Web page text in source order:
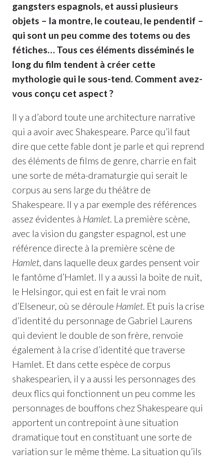
gangsters espagnols, et aussi plusieurs
objets – la montre, le couteau, le pendentif –
qui sont un peu comme des totems ou des
fétiches… Tous ces éléments disséminés le
long du film tendent à créer cette
mythologie qui le sous-tend. Comment avez-
vous conçu cet aspect ?
Il y a d’abord toute une architecture narrative
qui a avoir avec Shakespeare. Parce qu’il faut
dire que cette fable dont je parle et qui reprend
des éléments de films de genre, charrie en fait
une sorte de méta-dramaturgie qui serait le
corpus au sens large du théâtre de
Shakespeare. Il y a par exemple des références
assez évidentes à Hamlet. La première scène,
avec la vision du gangster espagnol, est une
référence directe à la première scène de
Hamlet, dans laquelle deux gardes pensent voir
le fantôme d’Hamlet. Il y a aussi la boite de nuit,
le Helsingor, qui est en fait le vrai nom
d’Elseneur, où se déroule Hamlet. Et puis la crise
d’identité du personnage de Gabriel Laurens
qui devient le double de son frère, renvoie
également à la crise d’identité que traverse
Hamlet. Et dans cette espèce de corpus
shakespearien, il y a aussi les personnages des
deux flics qui fonctionnent un peu comme les
personnages de bouffons chez Shakespeare qui
apportent un contrepoint à une situation
dramatique tout en constituant une sorte de
variation sur le même thème. La situation qu’ils